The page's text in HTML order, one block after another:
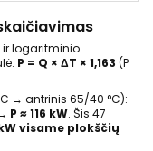
ir logaritminio
P = Q × ΔT × 1,163 (P
→ antrinis 65/40 °C):
P ≈ 116 kW. Šis 47
kW visame plokščių